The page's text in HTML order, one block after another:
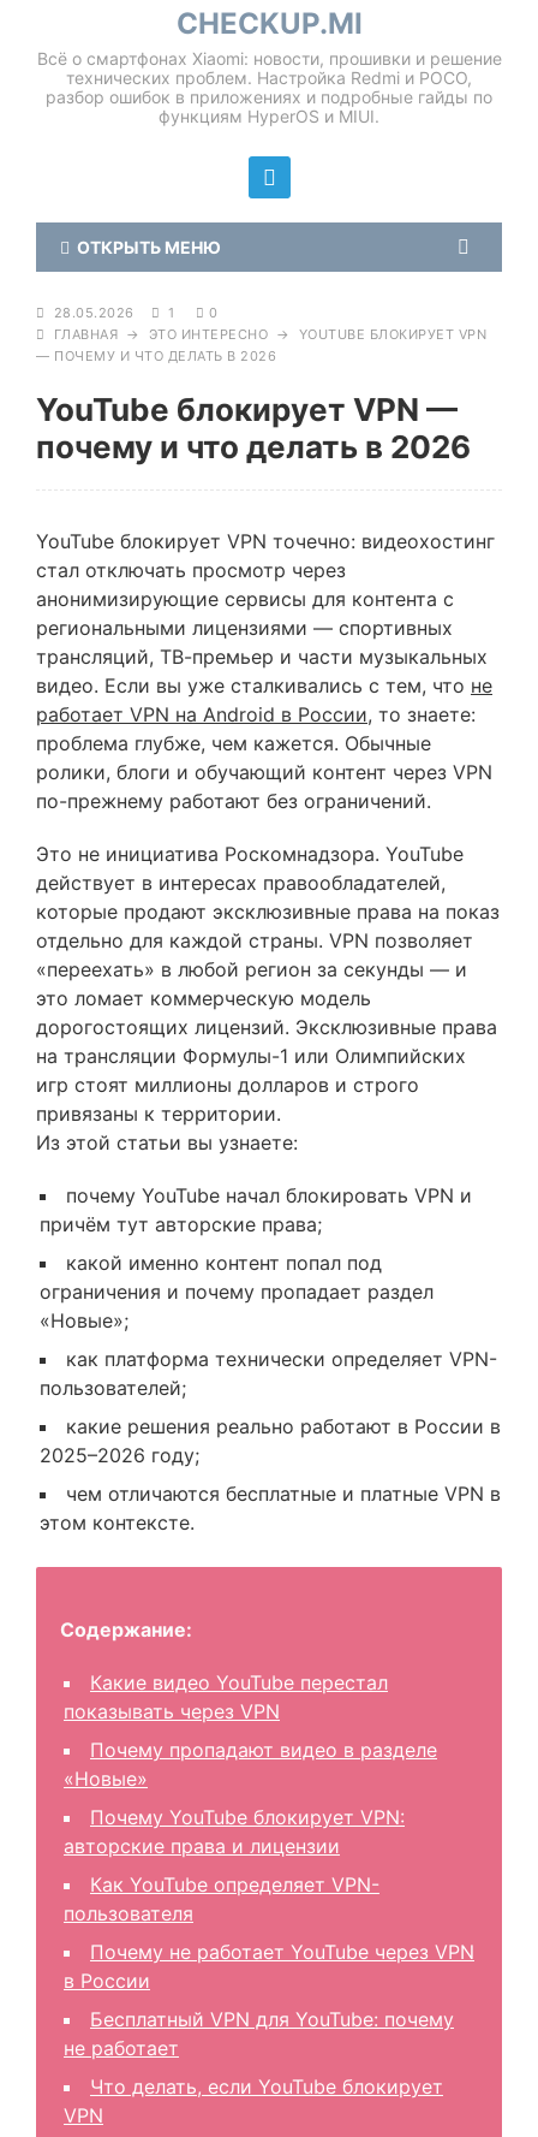
CHECKUP.MI
Всё о смартфонах Xiaomi: новости, прошивки и решение
технических проблем. Настройка Redmi и POCO,
разбор ошибок в приложениях и подробные гайды по
функциям HyperOS и MIUI.
ОТКРЫТЬ МЕНЮ
28.05.2026 1
0
ГЛАВНАЯ → ЭТО ИНТЕРЕСНО → YOUTUBE БЛОКИРУЕТ VPN
— ПОЧЕМУ И ЧТО ДЕЛАТЬ В 2026
YouTube блокирует VPN —
почему и что делать в 2026
YouTube блокирует VPN точечно: видеохостинг
стал отключать просмотр через
анонимизирующие сервисы для контента с
региональными лицензиями — спортивных
трансляций, ТВ-премьер и части музыкальных
видео. Если вы уже сталкивались с тем, что не
работает VPN на Android в России, то знаете:
проблема глубже, чем кажется. Обычные
ролики, блоги и обучающий контент через VPN
по-прежнему работают без ограничений.
Это не инициатива Роскомнадзора. YouTube
действует в интересах правообладателей,
которые продают эксклюзивные права на показ
отдельно для каждой страны. VPN позволяет
«переехать» в любой регион за секунды — и
это ломает коммерческую модель
дорогостоящих лицензий. Эксклюзивные права
на трансляции Формулы-1 или Олимпийских
игр стоят миллионы долларов и строго
привязаны к территории.
Из этой статьи вы узнаете:
почему YouTube начал блокировать VPN и
причём тут авторские права;
какой именно контент попал под
ограничения и почему пропадает раздел
«Новые»;
как платформа технически определяет VPN-
пользователей;
какие решения реально работают в России в
2025–2026 году;
чем отличаются бесплатные и платные VPN в
этом контексте.
Содержание:
Какие видео YouTube перестал
показывать через VPN
Почему пропадают видео в разделе
«Новые»
Почему YouTube блокирует VPN:
авторские права и лицензии
Как YouTube определяет VPN-
пользователя
Почему не работает YouTube через VPN
в России
Бесплатный VPN для YouTube: почему
не работает
Что делать, если YouTube блокирует
VPN